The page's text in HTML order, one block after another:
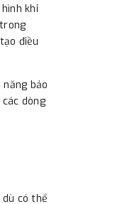
khi
điều
bảo
dòng
có thể